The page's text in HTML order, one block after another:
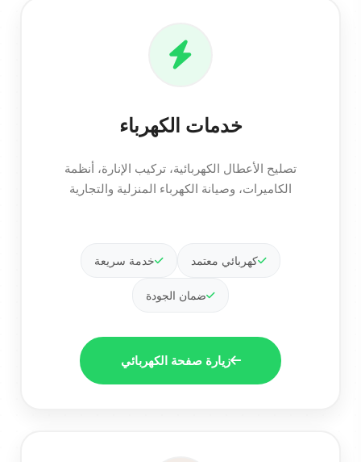
خدمات الكهرباء
تصليح الأعطال الكهربائية، تركيب الإنارة، أنظمة
الكاميرات، وصيانة الكهرباء المنزلية والتجارية
كهربائي معتمد خدمة سريعة
ضمان الجودة
زيارة صفحة الكهربائي